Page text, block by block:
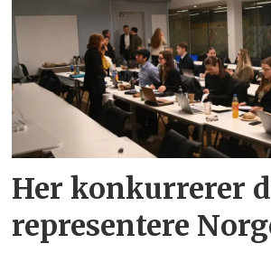
Her konkurrerer
representere